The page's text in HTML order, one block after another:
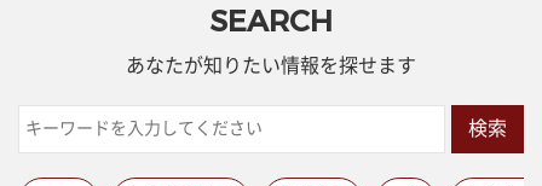
SEARCH
あなたが知りたい情報を探せます
検索